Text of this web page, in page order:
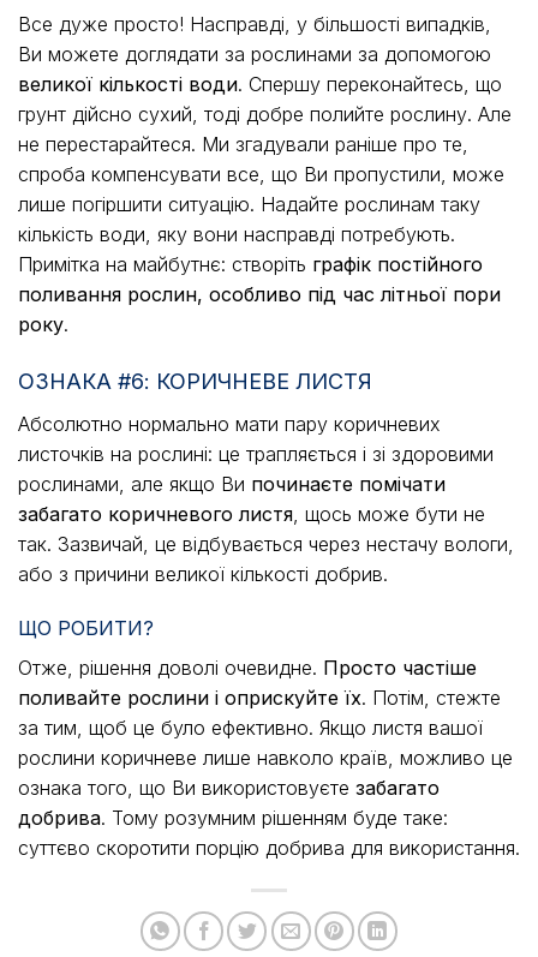
Все дуже просто! Насправді, у більшості випадків,
Ви можете доглядати за рослинами за допомогою
великої кількості води. Спершу переконайтесь, що
грунт дійсно сухий, тоді добре полийте рослину. Але
не перестарайтеся. Ми згадували раніше про те,
спроба компенсувати все, що Ви пропустили, може
лише погіршити ситуацію. Надайте рослинам таку
кількість води, яку вони насправді потребують.
Примітка на майбутнє: створіть графік постійного
поливання рослин, особливо під час літньої пори
року.
ОЗНАКА #6: КОРИЧНЕВЕ ЛИСТЯ
Абсолютно нормально мати пару коричневих
листочків на рослині: це трапляється і зі здоровими
рослинами, але якщо Ви починаєте помічати
забагато коричневого листя , щось може бути не
так. Зазвичай, це відбувається через нестачу вологи,
або з причини великої кількості добрив.
ЩО РОБИТИ?
Отже, рішення доволі очевидне. Просто частіше
поливайте рослини і оприскуйте їх. Потім, стежте
за тим, щоб це було ефективно. Якщо листя вашої
рослини коричневе лише навколо країв, можливо це
ознака того, що Ви використовуєте забагато
добрива. Тому розумним рішенням буде таке:
суттєво скоротити порцію добрива для використання.